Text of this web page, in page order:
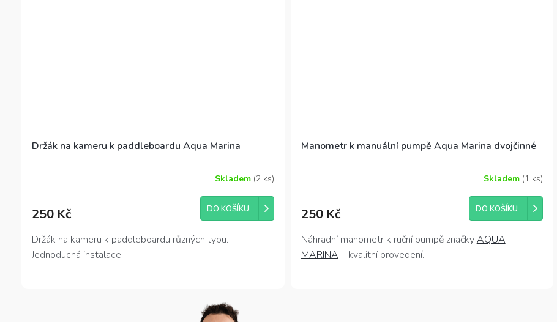
Držák na kameru k paddleboardu Aqua Marina
Skladem (2 ks)
250 Kč DO KOŠÍKU
Držák na kameru k paddleboardu různých typu.
Jednoduchá instalace.
Manometr k manuální pumpě Aqua Marina dvojčinné
je
z
5
hvězdiček.
Skladem (1 ks)
250 Kč DO KOŠÍKU
Náhradní manometr k ruční pumpě značkyAQUA
MARINA – kvalitní provedení.